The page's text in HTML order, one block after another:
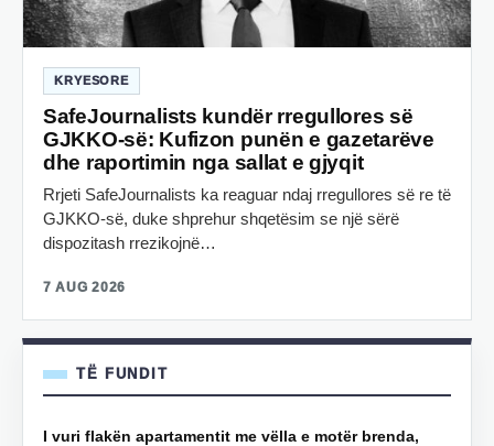
KRYESORE
SafeJournalists kundër rregullores së
GJKKO-së: Kufizon punën e gazetarëve
dhe raportimin nga sallat e gjyqit
Rrjeti SafeJournalists ka reaguar ndaj rregullores së re të
GJKKO-së, duke shprehur shqetësim se një sërë
dispozitash rrezikojnë…
7 AUG 2026
TË FUNDIT
I vuri flakën apartamentit me vëlla e motër brenda,